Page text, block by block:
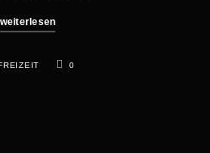
weiterlesen
0